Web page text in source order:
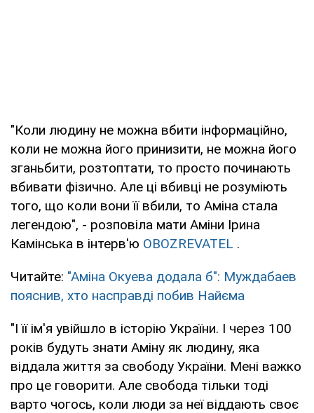
"Коли людину не можна вбити інформаційно,
коли не можна його принизити, не можна його
зганьбити, розтоптати, то просто починають
вбивати фізично. Але ці вбивці не розуміють
того, що коли вони її вбили, то Аміна стала
легендою", - розповіла мати Аміни Ірина
Камінська в інтерв'ю OBOZREVATEL .
Читайте: "Аміна Окуева додала б": Муждабаев
пояснив, хто насправді побив Найєма
"І її ім'я увійшло в історію України. І через 100
років будуть знати Аміну як людину, яка
віддала життя за свободу України. Мені важко
про це говорити. Але свобода тільки тоді
варто чогось, коли люди за неї віддають своє